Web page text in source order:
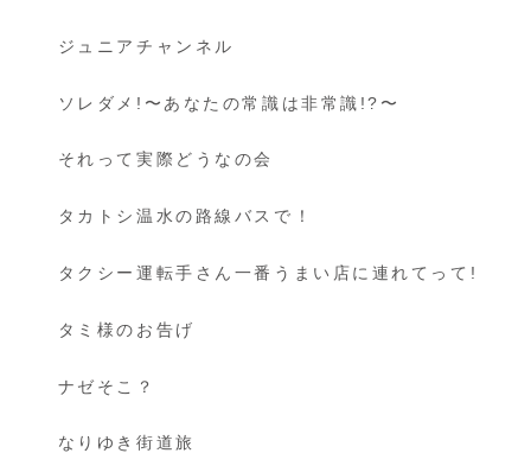
ジュニアチャンネル
ソレダメ!〜あなたの常識は非常識!?〜
それって実際どうなの会
タカトシ温水の路線バスで！
タクシー運転手さん一番うまい店に連れてって!
タミ様のお告げ
ナゼそこ？
なりゆき街道旅